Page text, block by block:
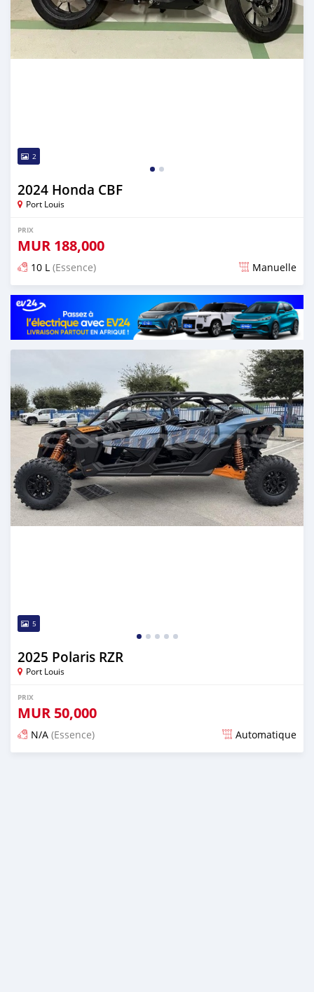
2
2024 Honda CBF
Port Louis
PRIX
MUR 188,000
10 L (Essence) Manuelle
Publié il y a environ 2 mois
5
2025 Polaris RZR
Port Louis
PRIX
MUR 50,000
N/A (Essence) Automatique